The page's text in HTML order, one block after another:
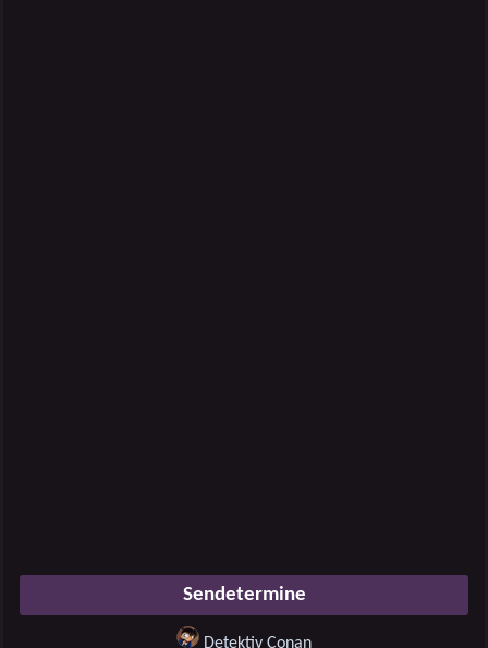
Sendetermine
Detektiv Conan